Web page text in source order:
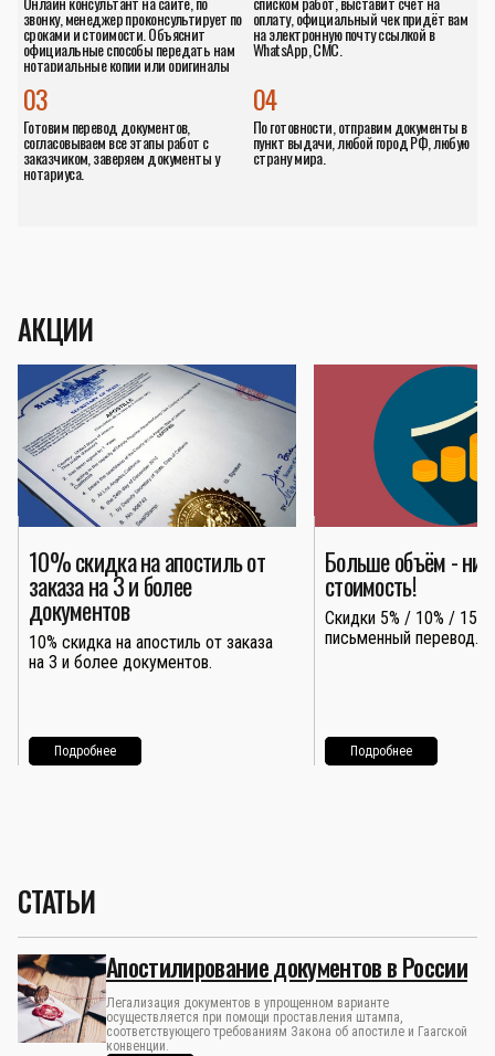
звонку, менеджер проконсультирует по
сроками и стоимости. Объяснит
официальные способы передать нам
нотариальные копии или оригиналы
оплату, официальный чек придёт вам
на электронную почту ссылкой в
WhatsApp, СМС.
04
По готовности, отправим документы в
пункт выдачи, любой город РФ, любую
страну мира.
03
Готовим перевод документов,
согласовываем все этапы работ с
заказчиком, заверяем документы у
нотариуса.
АКЦИИ
10% скидка на апостиль от
заказа на 3 и более
документов
10% скидка на апостиль от заказа
на 3 и более документов.
Подробнее
Больше объём -
стоимость!
Скидки 5% / 10% / 15%
письменный перевод.
Подробнее
СТАТЬИ
Апостилирование документов в России
Легализация документов в упрощенном варианте
осуществляется при помощи проставления штампа,
соответствующего требованиям Закона об апостиле и Гаагской
конвенции.